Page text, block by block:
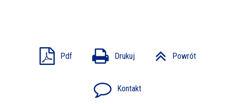
Pdf Drukuj Powrót
Kontakt